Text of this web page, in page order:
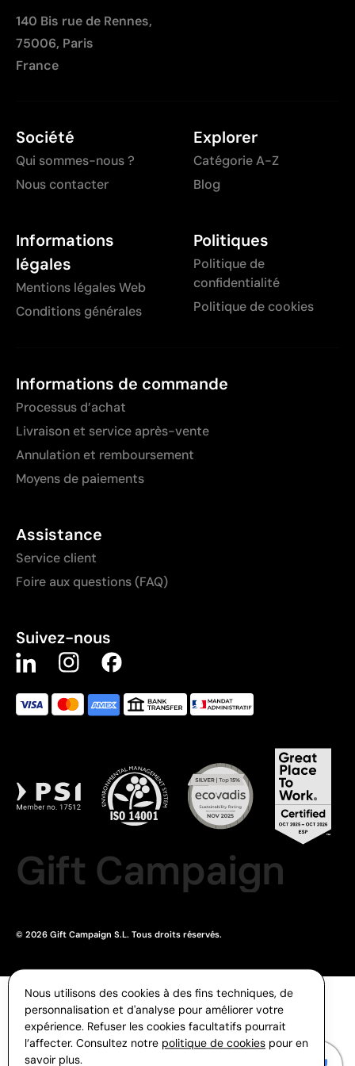
140 Bis rue de Rennes,
75006, Paris
France
Société
Qui sommes-nous ?
Nous contacter
Explorer
Catégorie A-Z
Blog
Informations
légales
Mentions légales Web
Conditions générales
Politiques
Politique de
confidentialité
Politique de cookies
Informations de commande
Processus d’achat
Livraison et service après-vente
Annulation et remboursement
Moyens de paiements
Assistance
Service client
Foire aux questions (FAQ)
Suivez-nous
Gift Campaign
© 2026 Gift Campaign S.L. Tous droits réservés.
Nous utilisons des cookies à des fins techniques, de
personnalisation et d'analyse pour améliorer votre
expérience. Refuser les cookies facultatifs pourrait
l’affecter. Consultez notre politique de cookies pour en
savoir plus.